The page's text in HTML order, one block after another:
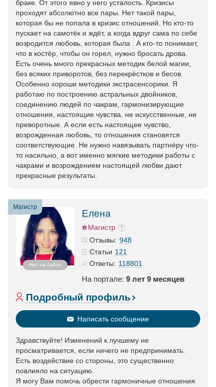
браке. От этого явно у него усталость. Кризисы
проходят абсолютно все пары. Нет такой пары,
которая бы не попала в кризис отношений. Но кто-то
пускает на самотёк и ждёт, а когда вдруг сама по себе
возродится любовь, которая была . А кто-то понимает,
что в костёр, чтобы он горел, нужно бросать дрова.
Есть очень много прекрасных методик белой магии,
без всяких приворотов, без перекрёстков и бесов.
Особенно хороши методики экстрасенсорики. Я
работаю по построению астральных двойников,
соединению людей по чакрам, гармонизирующие
отношения, настоящие чувства, не искусственные, не
преворотные. А если есть настоящее чувство,
возрожденная любовь, то отношения становятся
соответствующие. Не нужно навязывать партнёру что-
то насильно, а вот именно мягкие методики работы с
чакрами и возрождением настоящей любви дают
прекрасные результаты.
Магистр
Нет на сайте
Елена
Магистр
Отзывы: 948
Статьи 121
Ответы: 118801
На портале: 9 лет 9 месяцев
Подробный профиль
Написать сообщение
Здравствуйте! Изменений к лучшему не
просматривается, если ничего не предпринимать.
Есть воздействие со стороны, это существенно
повлияло на ситуацию.
Я могу Вам помочь обрести гармоничные отношения